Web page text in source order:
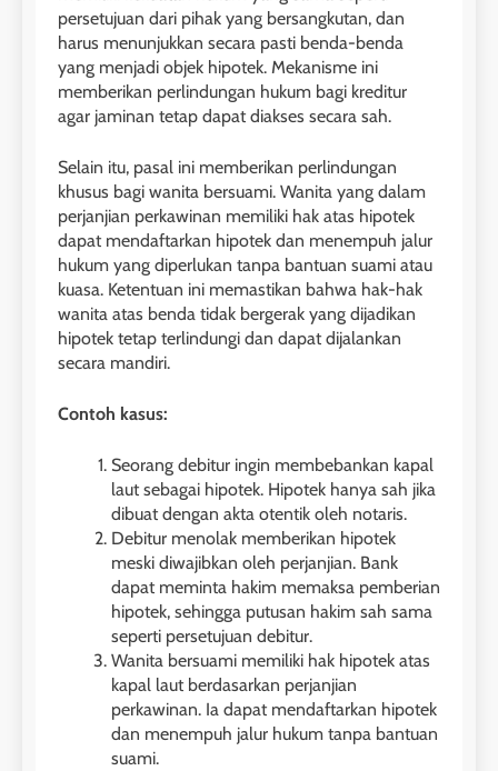
persetujuan dari pihak yang bersangkutan, dan
harus menunjukkan secara pasti benda-benda
yang menjadi objek hipotek. Mekanisme ini
memberikan perlindungan hukum bagi kreditur
agar jaminan tetap dapat diakses secara sah.
Selain itu, pasal ini memberikan perlindungan
khusus bagi wanita bersuami. Wanita yang dalam
perjanjian perkawinan memiliki hak atas hipotek
dapat mendaftarkan hipotek dan menempuh jalur
hukum yang diperlukan tanpa bantuan suami atau
kuasa. Ketentuan ini memastikan bahwa hak-hak
wanita atas benda tidak bergerak yang dijadikan
hipotek tetap terlindungi dan dapat dijalankan
secara mandiri.
Contoh kasus:
Seorang debitur ingin membebankan kapal
laut sebagai hipotek. Hipotek hanya sah jika
dibuat dengan akta otentik oleh notaris.
Debitur menolak memberikan hipotek
meski diwajibkan oleh perjanjian. Bank
dapat meminta hakim memaksa pemberian
hipotek, sehingga putusan hakim sah sama
seperti persetujuan debitur.
Wanita bersuami memiliki hak hipotek atas
kapal laut berdasarkan perjanjian
perkawinan. Ia dapat mendaftarkan hipotek
dan menempuh jalur hukum tanpa bantuan
suami.